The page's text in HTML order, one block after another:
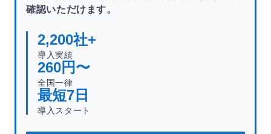
確認いただけます。
2,200社+
導入実績
260円〜
全国一律
最短7 日
導入スタート